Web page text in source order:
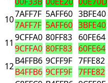
107AFF7F
7AFF7F
5AFF60
5AFF60
3BFE40
3BFE40
11 9CFFA0
9CFFA0
80FF83
80FF83
60FE64
60FE64
12B4FFB6
B4FFB6
9CFF9F
9CFF9F
7FFE82
7FFE82